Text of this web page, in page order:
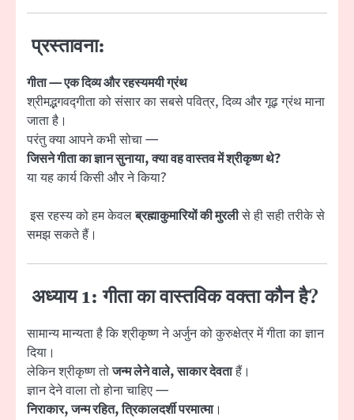
प्रस्तावना:
गीता — एक दिव्य और रहस्यमयी ग्रंथ
श्रीमद्भगवद्गीता को संसार का सबसे पवित्र, दिव्य और गूढ़ ग्रंथ माना
जाता है।
परंतु क्या आपने कभी सोचा —
जिसने गीता का ज्ञान सुनाया, क्या वह वास्तव में श्रीकृष्ण थे?
या यह कार्य किसी और ने किया?
इस रहस्य को हम केवलब्रह्माकुमारियों की मुरलीसे ही सही तरीके से
समझ सकते हैं।
अध्याय 1:गीता का वास्तविक वक्ता कौन है?
सामान्य मान्यता है कि श्रीकृष्ण ने अर्जुन को कुरुक्षेत्र में गीता का ज्ञान
दिया।
लेकिन श्रीकृष्ण तोजन्म लेने वाले, साकार देवताहैं।
ज्ञान देने वाला तो होना चाहिए —
निराकार, जन्म रहित, त्रिकालदर्शी परमात्मा।